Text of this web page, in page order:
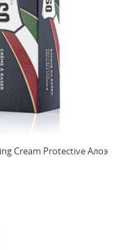
Cream Protective Алоэ